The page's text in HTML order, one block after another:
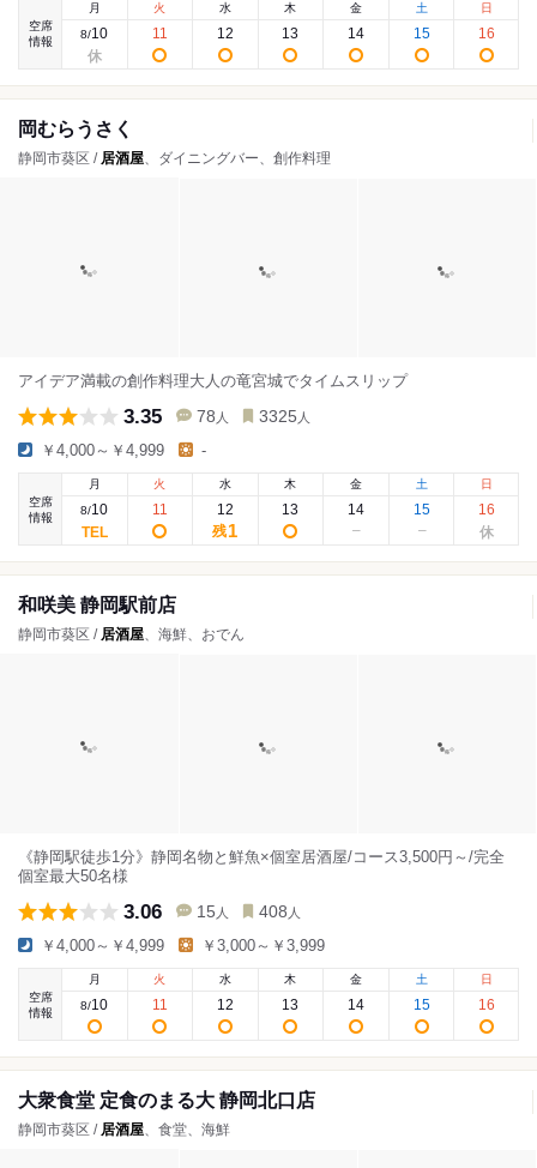
空席
情報
月
8/10
火
11
水
12
木
13
金
14
土
15
日
16
岡むらうさく
静岡市葵区 / 居酒屋、ダイニングバー、創作料理
アイデア満載の創作料理大人の竜宮城でタイムスリップ
3.35 78 人 3325 人
￥4,000～￥4,999 -
空席
情報
月
8/10
火
11
水
12
残1
木
13
金
14
土
15
日
16
和咲美 静岡駅前店
静岡市葵区 / 居酒屋、海鮮、おでん
《静岡駅徒歩1分》静岡名物と鮮魚×個室居酒屋/コース3,500円～/完全
個室最大50名様
3.06 15 人 408 人
￥4,000～￥4,999 ￥3,000～￥3,999
空席
情報
月
8/10
火
11
水
12
木
13
金
14
土
15
日
16
大衆食堂 定食のまる大 静岡北口店
静岡市葵区 / 居酒屋、食堂、海鮮